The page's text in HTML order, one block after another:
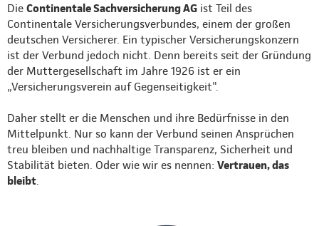
Die Continentale Sachversicherung AG ist Teil des
Continentale Versicherungsverbundes, einem der großen
deutschen Versicherer. Ein typischer Versicherungskonzern
ist der Verbund jedoch nicht. Denn bereits seit der Gründung
der Muttergesellschaft im Jahre 1926 ist er ein
„Versicherungsverein auf Gegenseitigkeit".
Daher stellt er die Menschen und ihre Bedürfnisse in den
Mittelpunkt. Nur so kann der Verbund seinen Ansprüchen
treu bleiben und nachhaltige Transparenz, Sicherheit und
Stabilität bieten. Oder wie wir es nennen: Vertrauen, das
bleibt